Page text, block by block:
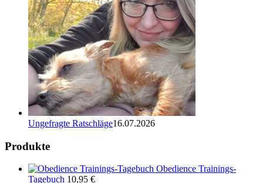
Ungefragte Ratschläge16.07.2026
Produkte
Obedience Trainings-
Tagebuch 10,95 €